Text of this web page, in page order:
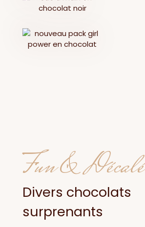
Fun & Décalé
Divers chocolats
surprenants